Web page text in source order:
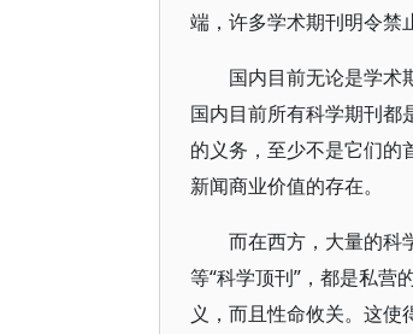
端，许多学术期刊明令禁
国内目前无论是学术
国内目前所有科学期刊都
的义务，至少不是它们的
新闻商业价值的存在。
而在西方，大量的科
等“科学顶刊”，都是私营
义，而且性命攸关。这